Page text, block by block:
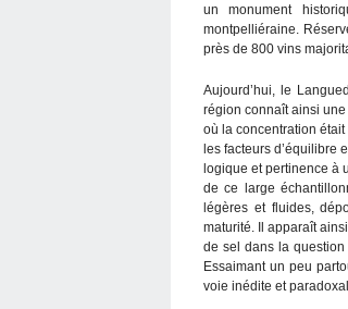
un monument
montpelliéraine.
près de 800 vins
Aujourd’hui, le
région connaît ainsi
où la concentration
les facteurs d’équilibre
logique et pertinence à
de ce large
légères et fluides,
maturité. Il apparaît
de sel dans la question
Essaimant un peu
voie inédite et